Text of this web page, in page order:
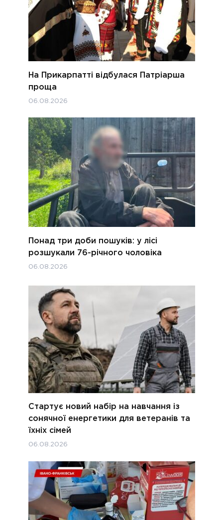
На Прикарпатті відбулася Патріарша
проща
06.08.2026
Понад три доби пошуків: у лісі
розшукали 76-річного чоловіка
06.08.2026
Стартує новий набір на навчання із
сонячної енергетики для ветеранів та
їхніх сімей
06.08.2026